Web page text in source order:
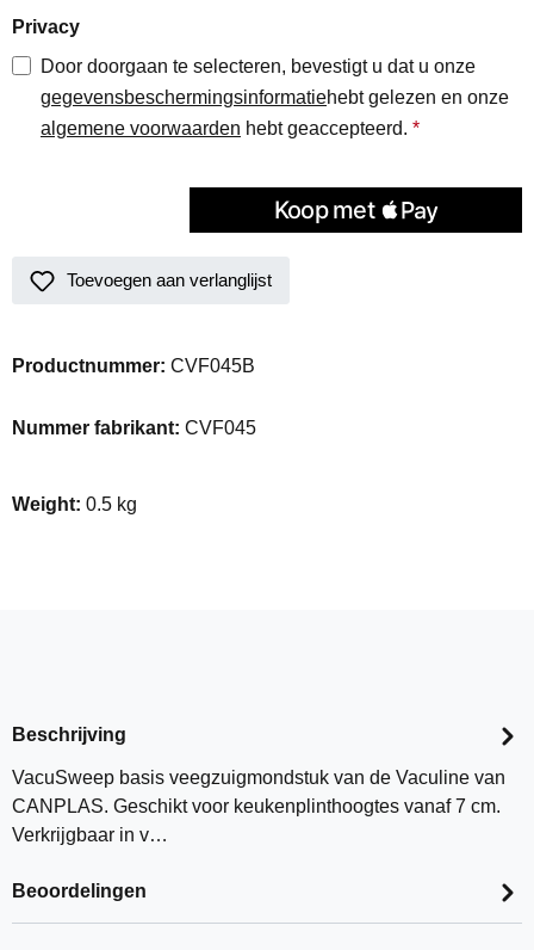
Privacy
Door doorgaan te selecteren, bevestigt u dat u onze
gegevensbeschermingsinformatiehebt gelezen en onze
algemene voorwaarden hebt geaccepteerd. *
Toevoegen aan verlanglijst
Productnummer: CVF045B
Nummer fabrikant: CVF045
Weight: 0.5 kg
Beschrijving
VacuSweep basis veegzuigmondstuk van de Vaculine van
CANPLAS. Geschikt voor keukenplinthoogtes vanaf 7 cm.
Verkrijgbaar in v…
Beoordelingen